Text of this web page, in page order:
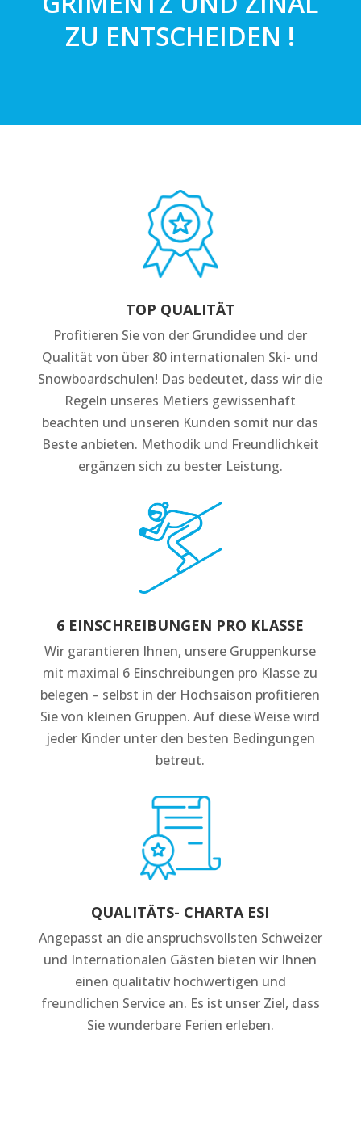
ZU ENTSCHEIDEN !
TOP QUALITÄT
Profitieren Sie von der Grundidee und der
Qualität von über 80 internationalen Ski- und
Snowboardschulen! Das bedeutet, dass wir die
Regeln unseres Metiers gewissenhaft
beachten und unseren Kunden somit nur das
Beste anbieten. Methodik und Freundlichkeit
ergänzen sich zu bester Leistung.
6 EINSCHREIBUNGEN PRO KLASSE
Wir garantieren Ihnen, unsere Gruppenkurse
mit maximal 6 Einschreibungen pro Klasse zu
belegen – selbst in der Hochsaison profitieren
Sie von kleinen Gruppen. Auf diese Weise wird
jeder Kinder unter den besten Bedingungen
betreut.
QUALITÄTS- CHARTA ESI
Angepasst an die anspruchsvollsten Schweizer
und Internationalen Gästen bieten wir Ihnen
einen qualitativ hochwertigen und
freundlichen Service an. Es ist unser Ziel, dass
Sie wunderbare Ferien erleben.